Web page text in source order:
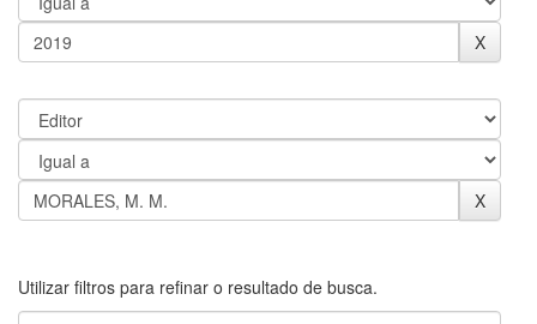
Utilizar filtros para refinar o resultado de busca.